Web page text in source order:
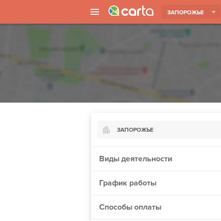
ЗАПОРОЖЬЕ
ЗАПОРОЖЬЕ
Борисполь
Виды деятельности
График работы
Способы оплаты